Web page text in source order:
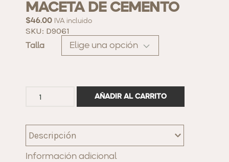
MACETA DE CEMENTO
$46.00 IVA incluido
SKU: D9061
Talla
AÑADIR AL CARRITO
Descripción
Información adicional